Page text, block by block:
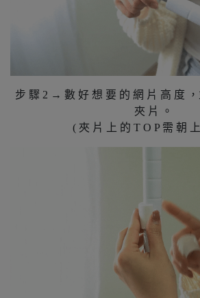
步 驟 2 → 數 好 想 要 的 網 片 高 度
夾 片 。
( 夾 片 上 的 T O P 需 朝